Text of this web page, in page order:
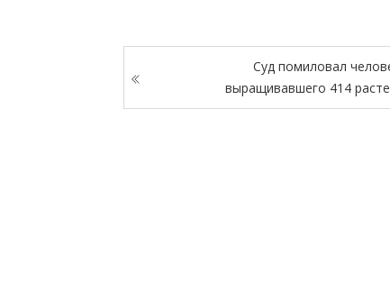
Суд помиловал
выращивавшего 414